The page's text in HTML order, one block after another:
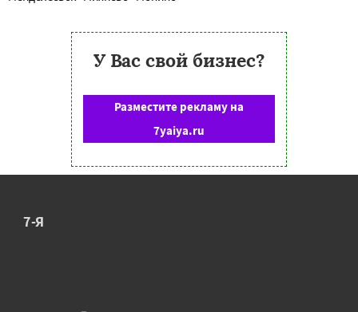
У Вас свой бизнес?
Разместите рекламу на
7yaiya.ru
7-Я